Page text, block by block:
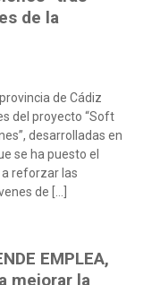
de la
de Cádiz
del proyecto “Soft
desarrolladas en
se ha puesto el
reforzar las
de […]
EMPLEA,
mejorar la